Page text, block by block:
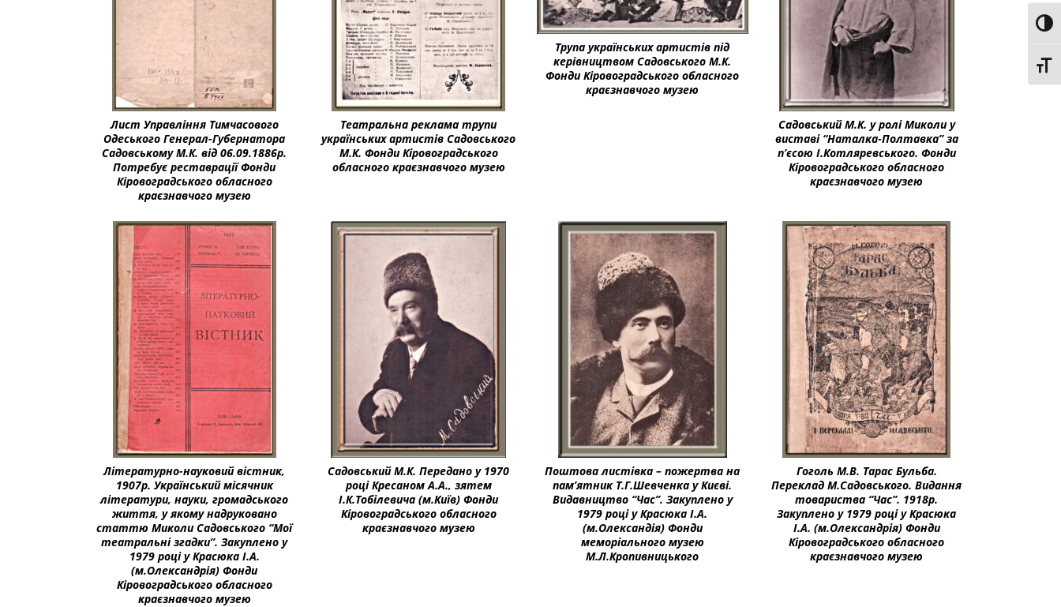
Лист Управління Тимчасового
Одеського Генерал-Губернатора
Садовському М.К. від 06.09.1886р.
Потребує реставрації Фонди
Кіровоградського обласного
краєзнавчого музею
Театральна реклама трупи
українських артистів Садовського
М.К. Фонди Кіровоградського
обласного краєзнавчого музею
Трупа українських артистів під
керівництвом Садовського М.К.
Фонди Кіровоградського обласного
краєзнавчого музею
Садовський М.К. у ролі Миколи у
виставі “Наталка-Полтавка” за
п’єсою І.Котляревського. Фонди
Кіровоградського обласного
краєзнавчого музею
Літературно-науковий вістник,
1907р. Український місячник
літератури, науки, громадського
життя, у якому надруковано
статтю Миколи Садовського “Мої
театральні згадки”. Закуплено у
1979 році у Красюка І.А.
(м.Олександрія) Фонди
Кіровоградського обласного
краєзнавчого музею
Садовський М.К. Передано у 1970
році Кресаном А.А., зятем
І.К.Тобілевича (м.Київ) Фонди
Кіровоградського обласного
краєзнавчого музею
Поштова листівка – пожертва на
пам’ятник Т.Г.Шевченка у Києві.
Видавництво “Час”. Закуплено у
1979 році у Красюка І.А.
(м.Олександія) Фонди
меморіального музею
М.Л.Кропивницького
Гоголь М.В. Тарас Бульба.
Переклад М.Садовського. Видання
товариства “Час”. 1918р.
Закуплено у 1979 році у Красюка
І.А. (м.Олександрія) Фонди
Кіровоградського обласного
краєзнавчого музею